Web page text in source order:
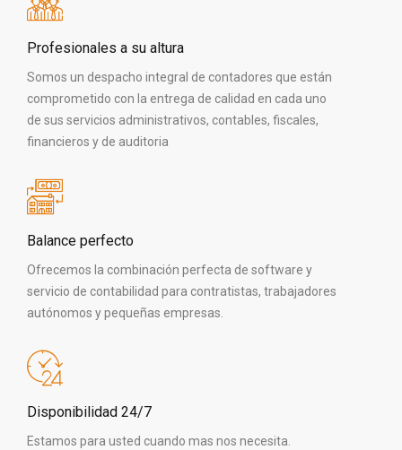
Profesionales a su altura
Somos un despacho integral de contadores que están
comprometido con la entrega de calidad en cada uno
de sus servicios administrativos, contables, fiscales,
financieros y de auditoria
Balance perfecto
Ofrecemos la combinación perfecta de software y
servicio de contabilidad para contratistas, trabajadores
autónomos y pequeñas empresas.
Disponibilidad 24/7
Estamos para usted cuando mas nos necesita.